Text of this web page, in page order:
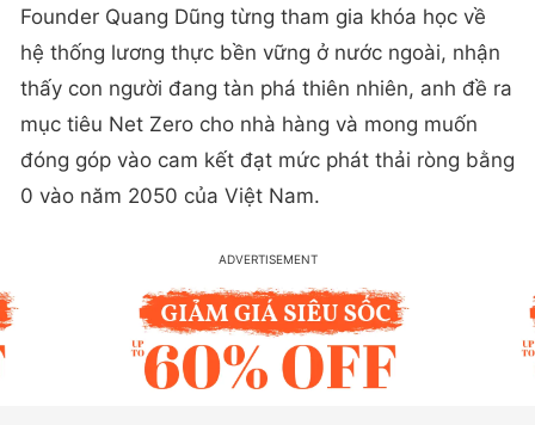
Founder Quang Dũng từng tham gia khóa học về
hệ thống lương thực bền vững ở nước ngoài, nhận
thấy con người đang tàn phá thiên nhiên, anh đề ra
mục tiêu Net Zero cho nhà hàng và mong muốn
đóng góp vào cam kết đạt mức phát thải ròng bằng
0 vào năm 2050 của Việt Nam.